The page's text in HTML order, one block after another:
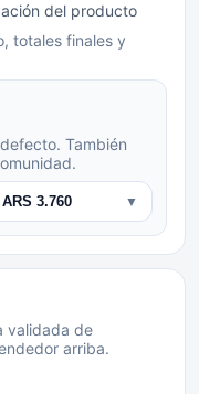
del producto
totales finales y
También
ARS 3.760 ▼
validada de
arriba.